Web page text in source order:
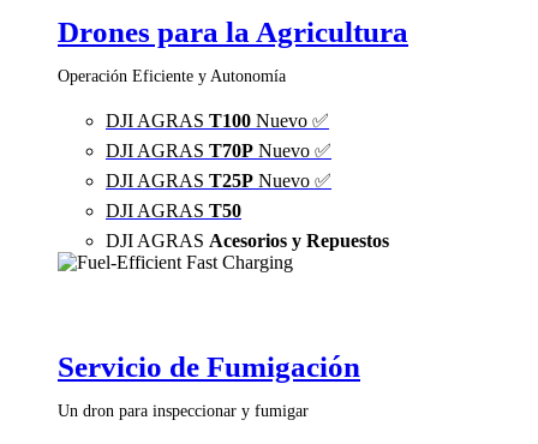
Drones para la Agricultura
Operación Eficiente y Autonomía
DJI AGRAS T100 Nuevo ✅
DJI AGRAS T70P Nuevo ✅
DJI AGRAS T25P Nuevo ✅
DJI AGRAS T50
DJI AGRAS Acesorios y Repuestos
Servicio de Fumigación
Un dron para inspeccionar y fumigar